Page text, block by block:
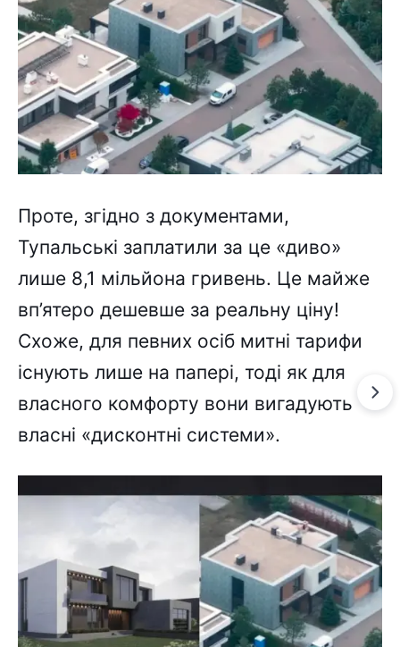
Проте, згідно з документами,
Тупальські заплатили за це «диво»
лише 8,1 мільйона гривень. Це майже
вп’ятеро дешевше за реальну ціну!
Схоже, для певних осіб митні тарифи
існують лише на папері, тоді як для
власного комфорту вони вигадують
власні «дисконтні системи».